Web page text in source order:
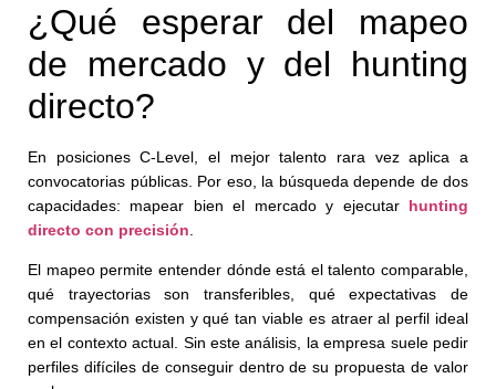
¿Qué esperar del mapeo
de mercado y del hunting
directo?
En posiciones C-Level, el mejor talento rara vez aplica a
convocatorias públicas. Por eso, la búsqueda depende de dos
capacidades: mapear bien el mercado y ejecutar hunting
directo con precisión
El mapeo permite entender dónde está el talento comparable,
qué trayectorias son transferibles, qué expectativas de
compensación existen y qué tan viable es atraer al perfil ideal
en el contexto actual. Sin este análisis, la empresa suele pedir
perfiles difíciles de conseguir dentro de su propuesta de valor